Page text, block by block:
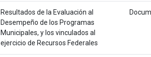
Resultados de la Evaluación al
Desempeño de los Programas
Municipales, y los vinculados al
ejercicio de Recursos Federales